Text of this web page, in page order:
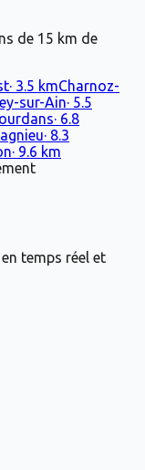
de 15 km de
· 3.5 kmCharnoz-
sur-Ain· 5.5
· 6.8
· 8.3
· 9.6 km
temps réel et